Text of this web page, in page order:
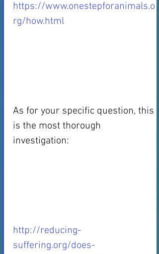
https://www.onestepforanimals.o
rg/how.html
As for your specific question, this
is the most thorough
investigation:
http://reducing-
suffering.org/does-